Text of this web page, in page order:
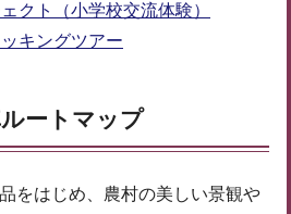
クト（小学校交流体験）
キングツアー
ートマップ
をはじめ、農村の美しい景観や